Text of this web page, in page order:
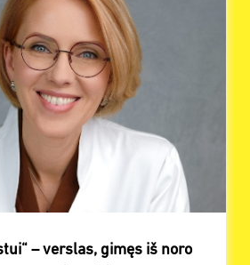
– verslas, gimęs iš noro